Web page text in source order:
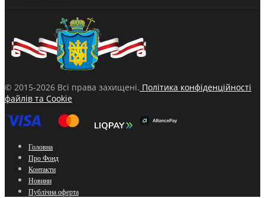
© 2015-2026 Всі права захищені. Політика конфіденційності
файлів та Cookie
Головна
Про Фонд
Контакти
Новини
Публічна оферта